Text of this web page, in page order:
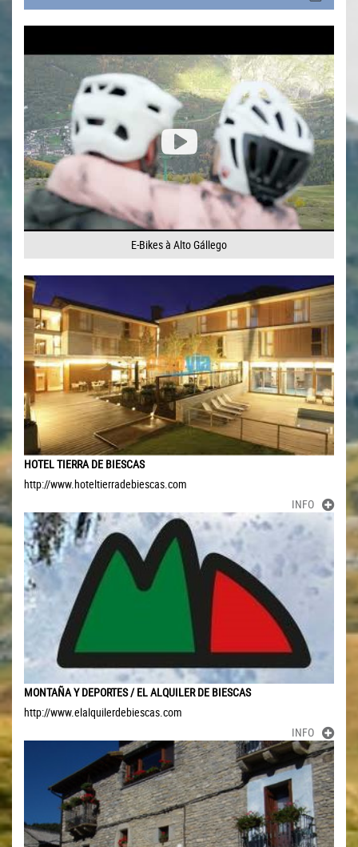
E-Bikes à Alto Gállego
HOTEL TIERRA DE BIESCAS
http://www.hoteltierradebiescas.com
INFO
MONTAÑA Y DEPORTES / EL ALQUILER DE BIESCAS
http://www.elalquilerdebiescas.com
INFO